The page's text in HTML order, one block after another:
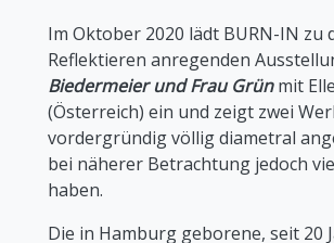
Im Oktober 2020 lädt BURN-IN zu
Reflektieren anregenden
Biedermeier und Frau Grünmit
(Österreich) ein und zeigt zwei
vordergründig völlig diametral
bei näherer Betrachtung jedoch
haben.
Die in Hamburg geborene, seit 20